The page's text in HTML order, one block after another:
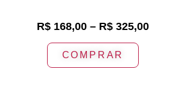
R$168,00 – R$325,00
COMPRAR